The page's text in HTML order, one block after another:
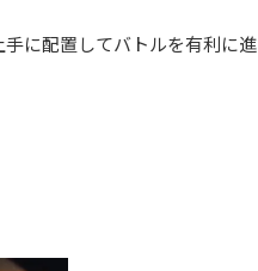
に配置してバトルを有利に進